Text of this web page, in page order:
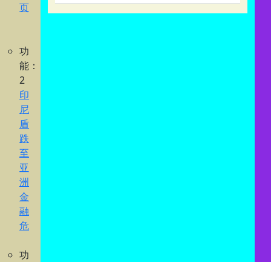
页
功
能：
2
印
尼
盾
跌
至
亚
洲
金
融
危
功